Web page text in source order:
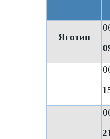
Яготин